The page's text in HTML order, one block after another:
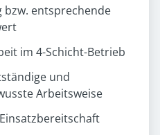
bzw. entsprechende
im 4-Schicht-Betrieb
und
Arbeitsweise